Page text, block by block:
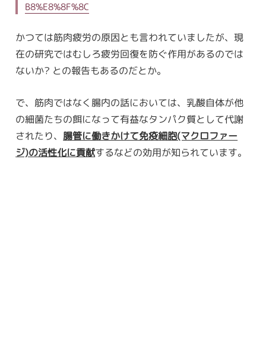
B8%E8%8F%8C
かつては筋肉疲労の原因とも言われていましたが、現
在の研究ではむしろ疲労回復を防ぐ作用があるのでは
ないか? との報告もあるのだとか。
で、筋肉ではなく腸内の話においては、乳酸自体が他
の細菌たちの餌になって有益なタンパク質として代謝
されたり、 腸管に働きかけて免疫細胞(マクロファー
ジ)の活性化に貢献するなどの効用が知られています。